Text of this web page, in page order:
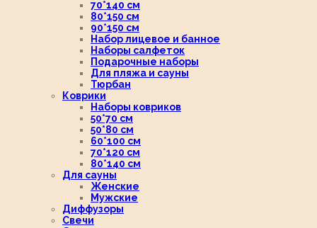
70*140 см
80*150 см
90*150 см
Набор лицевое и банное
Наборы салфеток
Подарочные наборы
Для пляжа и сауны
Тюрбан
Коврики
Наборы ковриков
50*70 см
50*80 см
60*100 см
70*120 см
80*140 см
Для сауны
Женские
Мужские
Диффузоры
Свечи